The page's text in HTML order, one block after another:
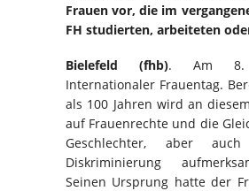
Frauen vor, die im
FH studierten, arbeiteten
Bielefeld (fhb). Am 8.
Internationaler Frauentag.
als 100 Jahren wird an
auf Frauenrechte und die
Geschlechter, aber auch
Diskriminierung
Seinen Ursprung hatte der